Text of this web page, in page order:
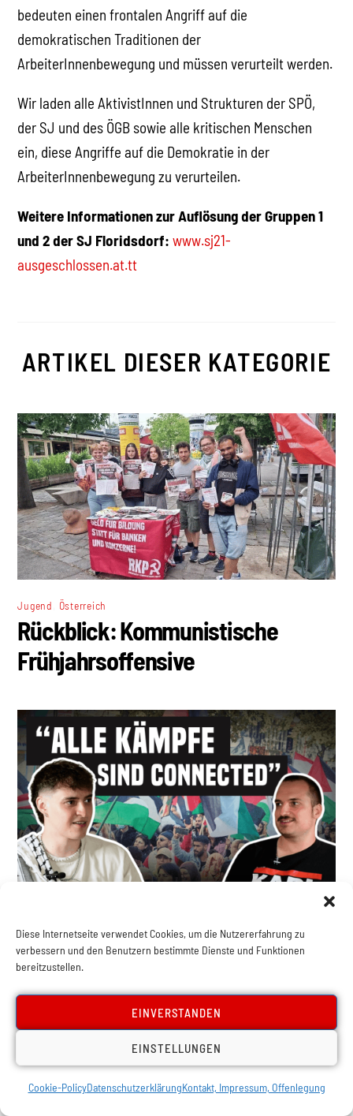
Diese Internetseite verwendet Cookies, um die Nutzererfahrung zu
verbessern und den Benutzern bestimmte Dienste und Funktionen
bereitzustellen.
EINVERSTANDEN
EINSTELLUNGEN
Cookie-PolicyDatenschutzerklärungKontakt, Impressum, Offenlegung
bedeuten einen frontalen Angriff auf die
demokratischen Traditionen der
ArbeiterInnenbewegung und müssen verurteilt werden.
Wir laden alle AktivistInnen und Strukturen der SPÖ,
der SJ und des ÖGB sowie alle kritischen Menschen
ein, diese Angriffe auf die Demokratie in der
ArbeiterInnenbewegung zu verurteilen.
Weitere Informationen zur Auflösung der Gruppen 1
und 2 der SJ Floridsdorf: www.sj21-
ausgeschlossen.at.tt
ARTIKEL DIESER KATEGORIE
Jugend Österreich
Rückblick: Kommunistische
Frühjahrsoffensive
[Podcast] Rafi Veni im Interview